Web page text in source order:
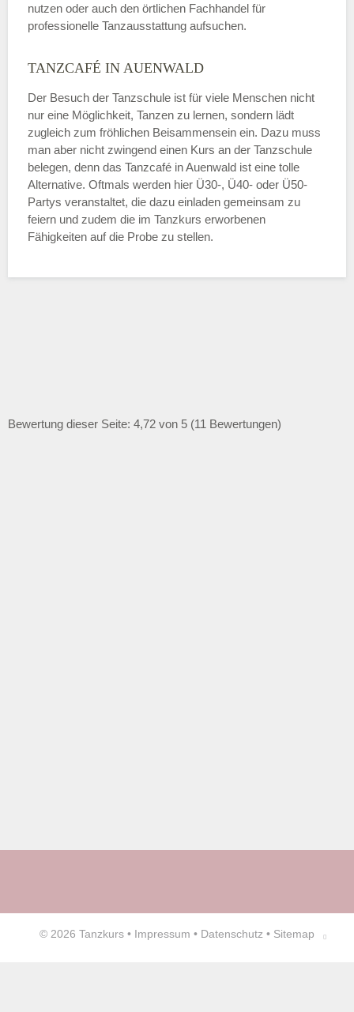
nutzen oder auch den örtlichen Fachhandel für
professionelle Tanzausstattung aufsuchen.
TANZCAFÉ IN AUENWALD
Der Besuch der Tanzschule ist für viele Menschen nicht
nur eine Möglichkeit, Tanzen zu lernen, sondern lädt
zugleich zum fröhlichen Beisammensein ein. Dazu muss
man aber nicht zwingend einen Kurs an der Tanzschule
belegen, denn das Tanzcafé in Auenwald ist eine tolle
Alternative. Oftmals werden hier Ü30-, Ü40- oder Ü50-
Partys veranstaltet, die dazu einladen gemeinsam zu
feiern und zudem die im Tanzkurs erworbenen
Fähigkeiten auf die Probe zu stellen.
Bewertung dieser Seite: 4,72 von 5 (11 Bewertungen)
© 2026 Tanzkurs • Impressum • Datenschutz • Sitemap